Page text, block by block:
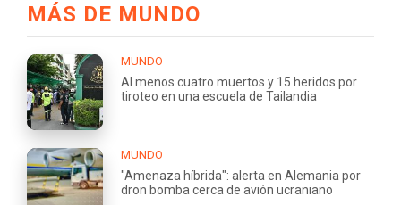
MÁS DE MUNDO
MUNDO
Al menos cuatro muertos y 15 heridos por
tiroteo en una escuela de Tailandia
MUNDO
"Amenaza híbrida": alerta en Alemania por
dron bomba cerca de avión ucraniano